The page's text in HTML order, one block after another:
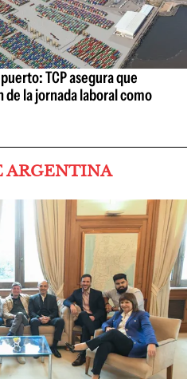
TCP asegura que
la jornada laboral como
ARGENTINA